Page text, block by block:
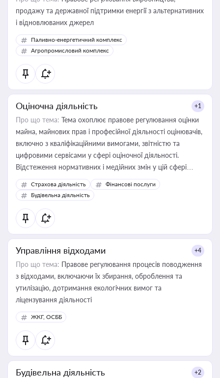
продажу та державної підтримки енергії з альтернативних
і відновлюваних джерел
Паливно-енергетичний комплекс
Агропромисловий комплекс
Оціночна діяльність +1
Про що тема: Тема охоплює правове регулювання оцінки
майна, майнових прав і професійної діяльності оцінювачів,
включно з кваліфікаційними вимогами, звітністю та
цифровими сервісами у сфері оціночної діяльності.
Відстеження нормативних і медійних змін у цій сфері
корисне для власника бізнесу, керівника, юриста або
бухгалтера під час оподаткування, приватизації, оренди
державного майна, корпоративних угод і перевірки
статусу суб'єктів оціночної діяльності
Страхова діяльність
Фінансові послуги
Будівельна діяльність
Управління відходами +4
Про що тема: Правове регулювання процесів поводження
з відходами, включаючи їх збирання, оброблення та
утилізацію, дотримання екологічних вимог та
ліцензування діяльності
ЖКГ, ОСББ
Будівельна діяльність +2